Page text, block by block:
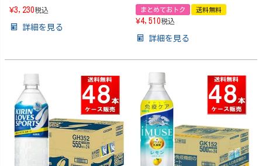
¥3,230税込
詳細を見る
まとめておトク 送料無料
¥4,510税込
詳細を見る